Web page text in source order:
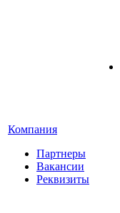
Компания
Партнеры
Вакансии
Реквизиты